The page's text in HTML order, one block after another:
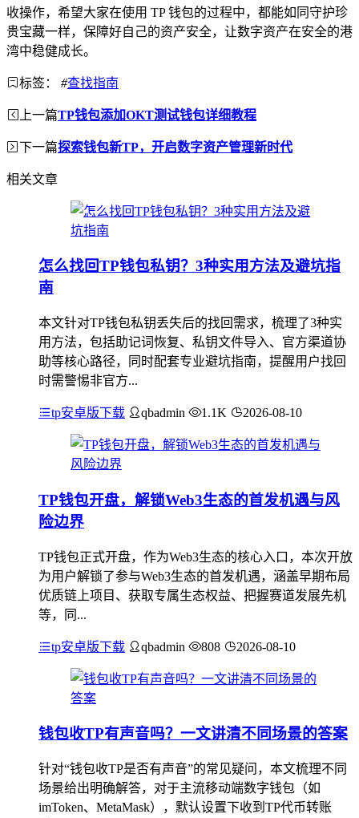
收操作，希望大家在使用 TP 钱包的过程中，都能如同守护珍
贵宝藏一样，保障好自己的资产安全，让数字资产在安全的港
湾中稳健成长。
标签： #查找指南
上一篇TP钱包添加OKT测试钱包详细教程
下一篇探索钱包新TP，开启数字资产管理新时代
相关文章
怎么找回TP钱包私钥？3种实用方法及避坑指
南
本文针对TP钱包私钥丢失后的找回需求，梳理了3种实
用方法，包括助记词恢复、私钥文件导入、官方渠道协
助等核心路径，同时配套专业避坑指南，提醒用户找回
时需警惕非官方...
tp安卓版下载 qbadmin 1.1K 2026-08-10
TP钱包开盘，解锁Web3生态的首发机遇与风
险边界
TP钱包正式开盘，作为Web3生态的核心入口，本次开放
为用户解锁了参与Web3生态的首发机遇，涵盖早期布局
优质链上项目、获取专属生态权益、把握赛道发展先机
等，同...
tp安卓版下载 qbadmin 808 2026-08-10
钱包收TP有声音吗？一文讲清不同场景的答案
针对“钱包收TP是否有声音”的常见疑问，本文梳理不同
场景给出明确解答，对于主流移动端数字钱包（如
imToken、MetaMask），默认设置下收到TP代币转账